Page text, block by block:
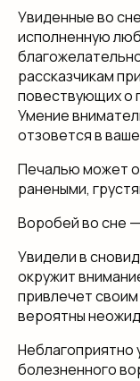
Увиденные во
исполненную
рассказчикам
повествующих о
Умение
отзовется в
Печалью может
ранеными,
Воробей во сне
Увидели в
окружит
привлечет
вероятны
Неблагоприятно
болезненного